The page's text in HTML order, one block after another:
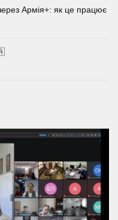
Армія+: як це працює